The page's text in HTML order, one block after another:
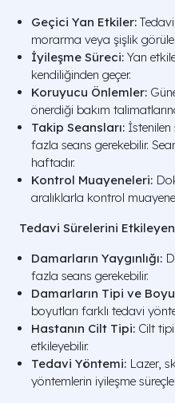
Geçici Yan Etkiler:
morarma veya şişlik
İyileşme Süreci: Yan
kendiliğinden geçer.
Koruyucu Önlemler:
önerdiği bakım
Takip Seansları: İstenilen
fazla seans gerekebilir.
haftadır.
Kontrol Muayeneleri:
aralıklarla kontrol
Tedavi Sürelerini
Damarların Yaygınlığı:
fazla seans gerekebilir.
Damarların Tipi ve
boyutları farklı tedavi
Hastanın Cilt Tipi: Cilt
etkileyebilir.
Tedavi Yöntemi: Lazer,
yöntemlerin iyileşme